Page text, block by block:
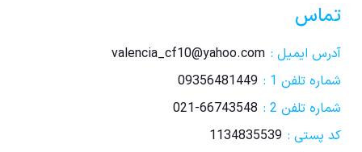
تماس
آدرس ایمیل : valencia_cf10@yahoo.com
شماره تلفن 1 :
09356481449
شماره تلفن 2 :
021-66743548
کد پستی : 1134835539